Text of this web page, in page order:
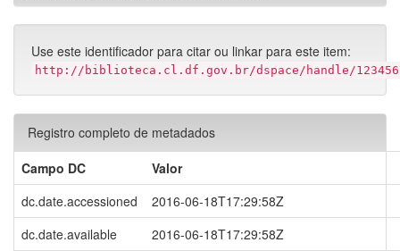
Use este identificador para citar ou linkar para este item:
http://biblioteca.cl.df.gov.br/dspace/handle/
Registro completo de metadados
Campo DC
Valor
dc.date.accessioned
2016-06-18T17:29:58Z
dc.date.available
2016-06-18T17:29:58Z